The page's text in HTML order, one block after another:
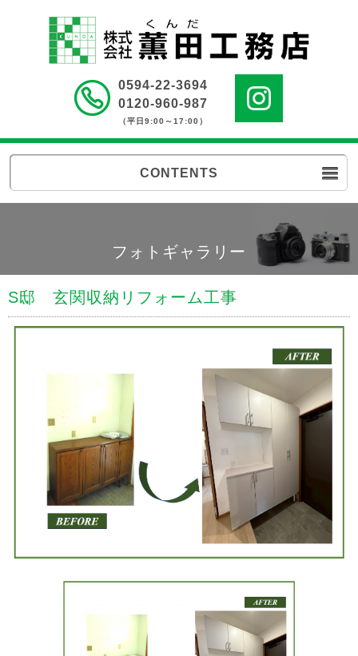
0594-22-3694
0120-960-987
（平日9:00～17:00）
CONTENTS
フォトギャラリー
S邸 玄関収納リフォーム工事